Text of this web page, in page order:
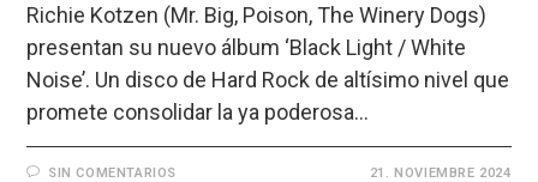
Richie Kotzen (Mr. Big, Poison, The Winery Dogs)
presentan su nuevo álbum ‘Black Light / White
Noise’. Un disco de Hard Rock de altísimo nivel que
promete consolidar la ya poderosa…
SIN COMENTARIOS 21. NOVIEMBRE 2024